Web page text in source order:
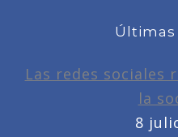
Últimas
Las redes sociales
la
8